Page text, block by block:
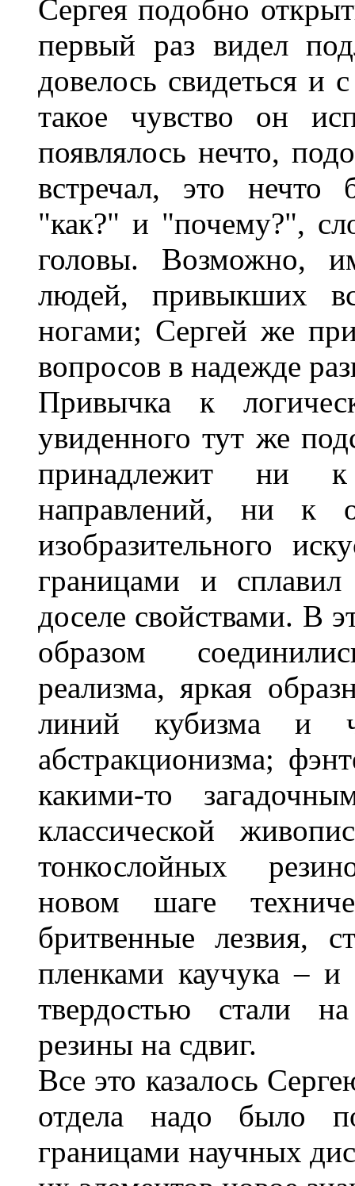
Сергея подобно
первый раз видел
довелось свидеться
такое чувство он
появлялось нечто,
встречал, это нечто
"как?" и "почему?",
головы. Возможно,
людей, привыкших
ногами; Сергей же
вопросов в надежде
Привычка к
увиденного тут же
принадлежит ни
направлений, ни к
изобразительного
границами и
доселе свойствами. В
образом
реализма, яркая
линий кубизма и
абстракционизма;
какими-то
классической
тонкослойных
новом шаге
бритвенные лезвия,
пленками каучука – и
твердостью стали
резины на сдвиг.
Все это казалось
отдела надо было
границами научных